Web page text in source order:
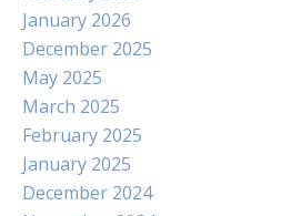
January 2026
December 2025
May 2025
March 2025
February 2025
January 2025
December 2024